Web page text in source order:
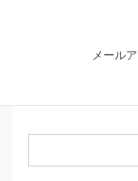
メール